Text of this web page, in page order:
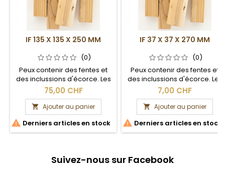
IF 135 X 135 X 250 MM
(0)
Peux contenir des fentes et
des inclussions d'écorce. Les
dimensions peuvent varier
de quelques mm. Section
brute.
75,00 CHF
 Ajouter au panier
 Derniers articles en stock
IF 37 X 37 X 270 MM
(0)
Peux contenir des fentes et
des inclussions d'écorce. Les
dimensions peuvent varier
de quelques mm. Section
brute.
7,00 CHF
 Ajouter au panier
 Derniers articles en stock
Suivez-nous sur Facebook